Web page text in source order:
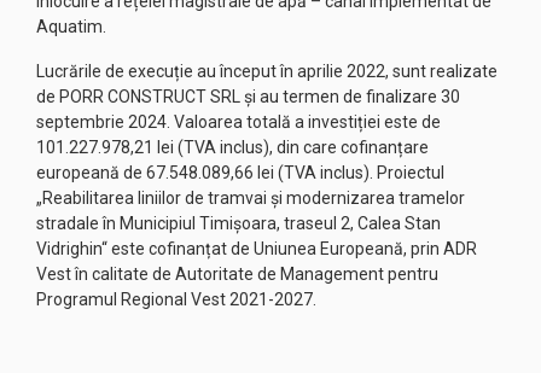
Aquatim.
Lucrările de execuție au început în aprilie 2022, sunt realizate
de PORR CONSTRUCT SRL și au termen de finalizare 30
septembrie 2024. Valoarea totală a investiției este de
101.227.978,21 lei (TVA inclus), din care cofinanțare
europeană de 67.548.089,66 lei (TVA inclus). Proiectul
„Reabilitarea liniilor de tramvai și modernizarea tramelor
stradale în Municipiul Timișoara, traseul 2, Calea Stan
Vidrighin“ este cofinanțat de Uniunea Europeană, prin ADR
Vest în calitate de Autoritate de Management pentru
Programul Regional Vest 2021-2027.